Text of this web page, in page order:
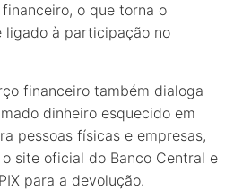
o que torna o
ligado à participação no
financeiro também dialoga
dinheiro esquecido em
pessoas físicas e empresas,
site oficial do Banco Central e
para a devolução.